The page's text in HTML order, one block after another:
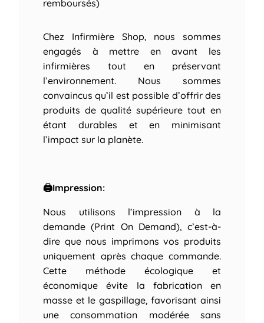
remboursés)
Chez Infirmière Shop, nous sommes
engagés à mettre en avant les
infirmières tout en préservant
l’environnement. Nous sommes
convaincus qu’il est possible d’offrir des
produits de qualité supérieure tout en
étant durables et en minimisant
l’impact sur la planète.
🖨Impression:
Nous utilisons l’impression à la
demande (Print On Demand), c’est-à-
dire que nous imprimons vos produits
uniquement après chaque commande.
Cette méthode écologique et
économique évite la fabrication en
masse et le gaspillage, favorisant ainsi
une consommation modérée sans